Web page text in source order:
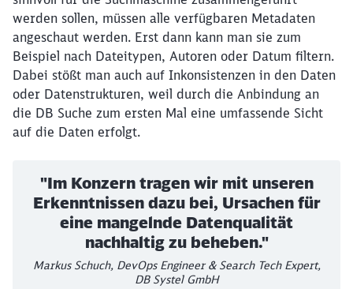
werden sollen, müssen alle verfügbaren Metadaten
angeschaut werden. Erst dann kann man sie zum
Beispiel nach Dateitypen, Autoren oder Datum filtern.
Dabei stößt man auch auf Inkonsistenzen in den Daten
oder Datenstrukturen, weil durch die Anbindung an
die DB Suche zum ersten Mal eine umfassende Sicht
auf die Daten erfolgt.
"Im Konzern tragen wir mit unseren
Erkenntnissen dazu bei, Ursachen für
eine mangelnde Datenqualität
nachhaltig zu beheben."
Markus Schuch, DevOps Engineer & Search Tech Expert,
DB Systel GmbH